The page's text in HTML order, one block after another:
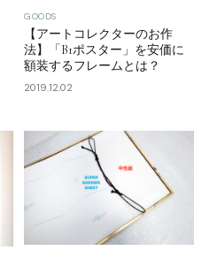
GOODS
【アートコレクターのお作
法】「B1ポスター」を安価に
額装するフレームとは？
2019.12.02